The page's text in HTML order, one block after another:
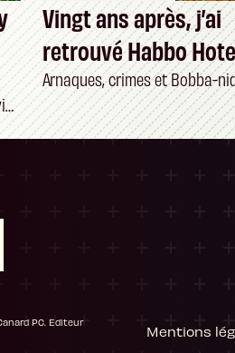
Vingt ans après, j’ai
retrouvé Habbo
son jus
Arnaques, crimes et Bobba-
PC. Editeur
Mentions
et de gérer vos